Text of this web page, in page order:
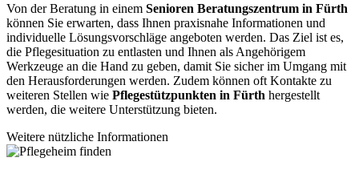
Von der Beratung in einem Senioren Beratungszentrum in Fürth
können Sie erwarten, dass Ihnen praxisnahe Informationen und
individuelle Lösungsvorschläge angeboten werden. Das Ziel ist es,
die Pflegesituation zu entlasten und Ihnen als Angehörigem
Werkzeuge an die Hand zu geben, damit Sie sicher im Umgang mit
den Herausforderungen werden. Zudem können oft Kontakte zu
weiteren Stellen wie Pflegestützpunkten in Fürth hergestellt
werden, die weitere Unterstützung bieten.
Weitere nützliche Informationen